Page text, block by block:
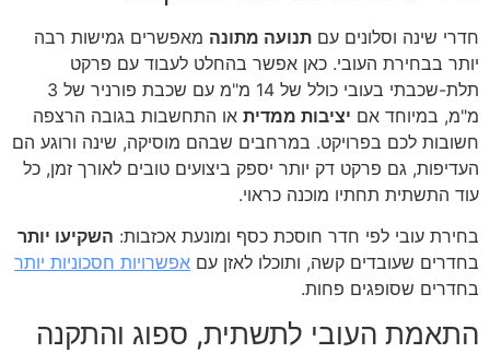
חדרי שינה וסלונים עם תנועה מתונהמאפשרים גמישות רבה
יותר בבחירת העובי. כאן אפשר בהחלט לעבוד עם פרקט
תלת-שכבתי בעובי כולל של 14 מ"מ עם שכבת פורניר של 3
מ"מ, במיוחד אם יציבות ממדיתאו התחשבות בגובה הרצפה
חשובות לכם בפרויקט. במרחבים שבהם מוסיקה, שינה ורוגע הם
העדיפות, גם פרקט דק יותר יספק ביצועים טובים לאורך זמן, כל
עוד התשתית תחתיו מוכנה כראוי.
בחירת עובי לפי חדר חוסכת כסף ומונעת אכזבות: השקיעו יותר
בחדרים שעובדים קשה, ותוכלו לאזן עם אפשרויות חסכוניות יותר
בחדרים שסופגים פחות.
התאמת העובי לתשתית, ספוג והתקנה